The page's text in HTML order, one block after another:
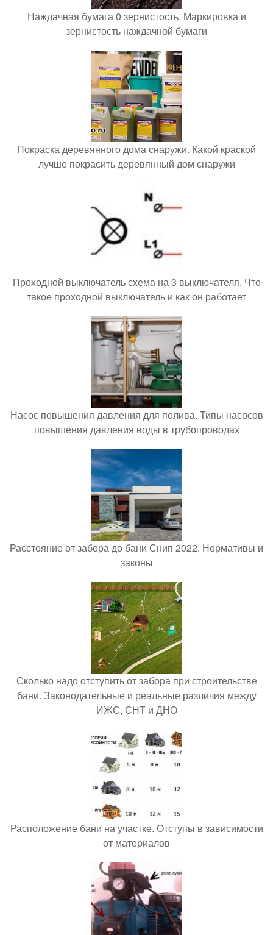
Наждачная бумага 0 зернистость. Маркировка и
зернистость наждачной бумаги
Покраска деревянного дома снаружи. Какой краской
лучше покрасить деревянный дом снаружи
Проходной выключатель схема на 3 выключателя. Что
такое проходной выключатель и как он работает
Насос повышения давления для полива. Типы насосов
повышения давления воды в трубопроводах
Расстояние от забора до бани Снип 2022. Нормативы и
законы
Сколько надо отступить от забора при строительстве
бани. Законодательные и реальные различия между
ИЖС, СНТ и ДНО
Расположение бани на участке. Отступы в зависимости
от материалов